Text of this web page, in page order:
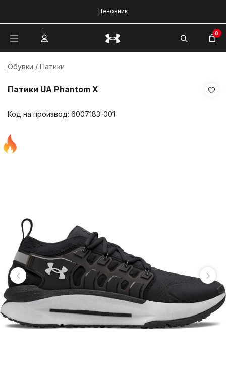
Ценовник
0
Обувки Патики
Патики UA Phantom X
Код на производ: 6007183-001